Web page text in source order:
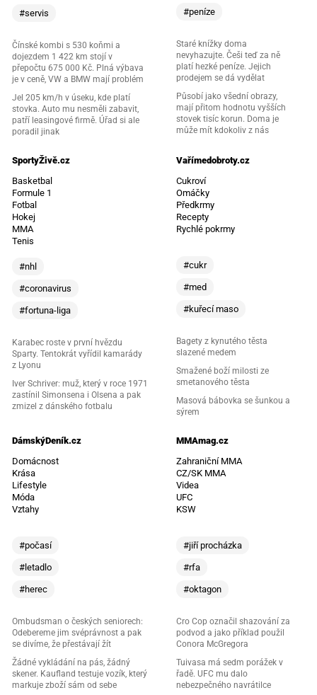
#servis
Čínské kombi s 530 koňmi a
dojezdem 1 422 km stojí v
přepočtu 675 000 Kč. Plná výbava
je v ceně, VW a BMW mají problém
Jel 205 km/h v úseku, kde platí
stovka. Auto mu nesměli zabavit,
patří leasingové firmě. Úřad si ale
poradil jinak
#peníze
Staré knížky doma
nevyhazujte. Češi teď za ně
platí hezké peníze. Jejich
prodejem se dá vydělat
Působí jako všední obrazy,
mají přitom hodnotu vyšších
stovek tisíc korun. Doma je
může mít kdokoliv z nás
SportyŽivě.cz
Basketbal
Formule 1
Fotbal
Hokej
MMA
Tenis
#nhl
#coronavirus
#fortuna-liga
Karabec roste v první hvězdu
Sparty. Tentokrát vyřídil kamarády
z Lyonu
Iver Schriver: muž, který v roce 1971
zastínil Simonsena i Olsena a pak
zmizel z dánského fotbalu
Vařímedobroty.cz
Cukroví
Omáčky
Předkrmy
Recepty
Rychlé pokrmy
#cukr
#med
#kuřecí maso
Bagety z kynutého těsta
slazené medem
Smažené boží milosti ze
smetanového těsta
Masová bábovka se šunkou a
sýrem
DámskýDeník.cz
Domácnost
Krása
Lifestyle
Móda
Vztahy
#počasí
#letadlo
#herec
Ombudsman o českých seniorech:
Odebereme jim svéprávnost a pak
se divíme, že přestávají žít
Žádné vykládání na pás, žádný
skener. Kaufland testuje vozík, který
markuje zboží sám od sebe
MMAmag.cz
Zahraniční MMA
CZ/SK MMA
Videa
UFC
KSW
#jiří procházka
#rfa
#oktagon
Cro Cop označil shazování za
podvod a jako příklad použil
Conora McGregora
Tuivasa má sedm porážek v
řadě. UFC mu dalo
nebezpečného navrátilce